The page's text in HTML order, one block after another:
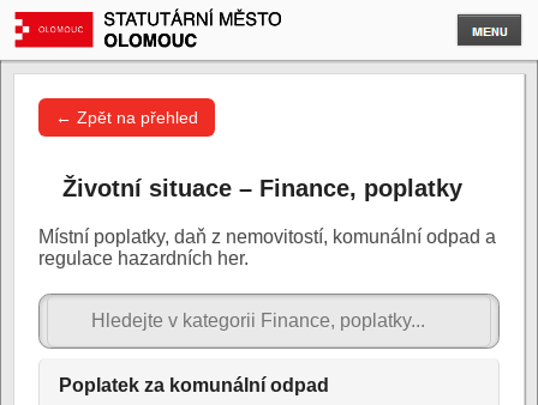
← Zpět na přehled
Životní situace – Finance, poplatky
Místní poplatky, daň z nemovitostí, komunální odpad a
regulace hazardních her.
Poplatek za komunální odpad